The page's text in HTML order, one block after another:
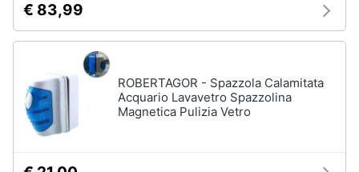
€ 83,99
ROBERTAGOR - Spazzola Calamitata
Acquario Lavavetro Spazzolina
Magnetica Pulizia Vetro